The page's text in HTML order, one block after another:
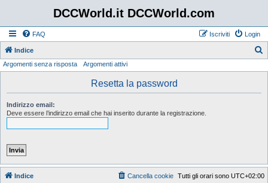
DCCWorld.it DCCWorld.com
FAQ Login
Iscriviti
Indice
Argomenti senza risposta Argomenti attivi
Resetta la password
Indirizzo email:
Deve essere l’indirizzo email che hai inserito durante la registrazione.
Indice Tutti gli orari sono UTC+02:00
Cancella cookie